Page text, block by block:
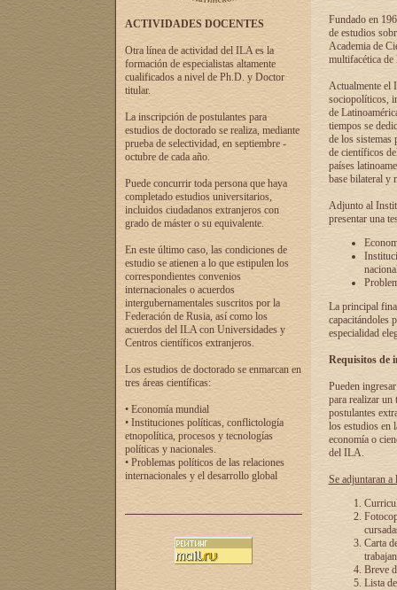
ACTIVIDADES DOCENTES
Otra línea de actividad del ILA es la
formación de especialistas altamente
cualificados a nivel de Ph.D. y Doctor
titular.
La inscripción de postulantes para
estudios de doctorado se realiza, mediante
prueba de selectividad, en septiembre -
octubre de cada año.
Puede concurrir toda persona que haya
completado estudios universitarios,
incluidos ciudadanos extranjeros con
grado de máster o su equivalente.
En este último caso, las condiciones de
estudio se atienen a lo que estipulen los
correspondientes convenios
internacionales o acuerdos
intergubernamentales suscritos por la
Federación de Rusia, así como los
acuerdos del ILA con Universidades y
Centros científicos extranjeros.
Los estudios de doctorado se enmarcan en
tres áreas científicas:
• Economía mundial
• Instituciones políticas, conflictología
etnopolítica, procesos y tecnologías
políticas y nacionales.
• Problemas políticos de las relaciones
internacionales y el desarrollo global
Fundado en
de estudios
Academia de
multifacética de
Actualmente el
sociopolíticos,
de
tiempos se
de los sistemas
de científicos
países
base bilateral y
Adjunto al
presentar una
La principal
capacitándoles
especialidad
Requisitos de
Pueden
para realizar un
postulantes
los estudios en
economía o
del ILA.
Se adjuntaran a
Carta
Breve
Lista